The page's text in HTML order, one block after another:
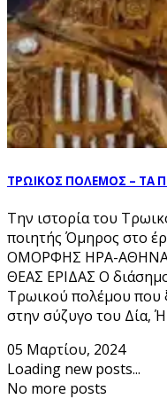
ΤΡΩΙΚΟΣ ΠΟΛΕΜΟΣ – ΤΑ
Την ιστορία του
ποιητής Όµηρος στο
ΟΜΟΡΦΗΣ ΗΡΑ-
ΘΕΑΣ ΕΡΙΔΑΣ Ο
Τρωικού πολέμου που
στην σύζυγο του Δία,
05 Μαρτίου, 2024
Loading new posts...
No more posts